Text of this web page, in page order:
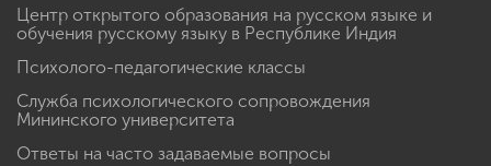
Центр открытого образования на русском языке и
обучения русскому языку в Республике Индия
Психолого-педагогические классы
Служба психологического сопровождения
Мининского университета
Ответы на часто задаваемые вопросы